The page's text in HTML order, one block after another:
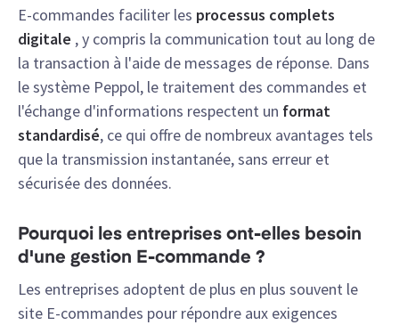
E-commandes faciliter les processus complets
digitale , y compris la communication tout au long de
la transaction à l'aide de messages de réponse. Dans
le système Peppol, le traitement des commandes et
l'échange d'informations respectent un format
standardisé, ce qui offre de nombreux avantages tels
que la transmission instantanée, sans erreur et
sécurisée des données.
Pourquoi les entreprises ont-elles besoin
d'une gestion E-commande ?
Les entreprises adoptent de plus en plus souvent le
site E-commandes pour répondre aux exigences